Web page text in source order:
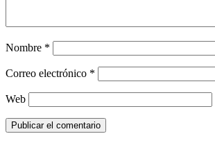
Nombre *
Correo electrónico *
Web